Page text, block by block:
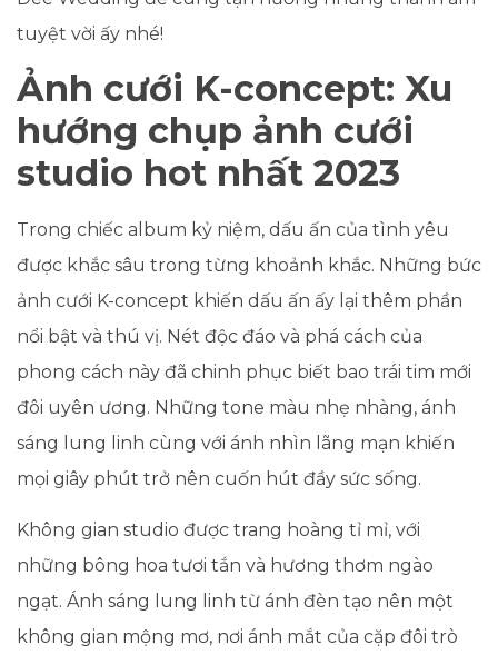
tuyệt vời ấy nhé!
Ảnh cưới K-concept: Xu
hướng chụp ảnh cưới
studio hot nhất 2023
Trong chiếc album kỷ niệm, dấu ấn của tình yêu
được khắc sâu trong từng khoảnh khắc. Những bức
ảnh cưới K-concept khiến dấu ấn ấy lại thêm phần
nổi bật và thú vị. Nét độc đáo và phá cách của
phong cách này đã chinh phục biết bao trái tim mới
đôi uyên ương. Những tone màu nhẹ nhàng, ánh
sáng lung linh cùng với ánh nhìn lãng mạn khiến
mọi giây phút trở nên cuốn hút đầy sức sống.
Không gian studio được trang hoàng tỉ mỉ, với
những bông hoa tươi tắn và hương thơm ngào
ngạt. Ánh sáng lung linh từ ánh đèn tạo nên một
không gian mộng mơ, nơi ánh mắt của cặp đôi trò